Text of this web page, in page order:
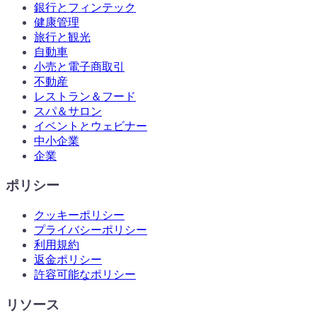
銀行とフィンテック
健康管理
旅行と観光
自動車
小売と電子商取引
不動産
レストラン＆フード
スパ＆サロン
イベントとウェビナー
中小企業
企業
ポリシー
クッキーポリシー
プライバシーポリシー
利用規約
返金ポリシー
許容可能なポリシー
リソース